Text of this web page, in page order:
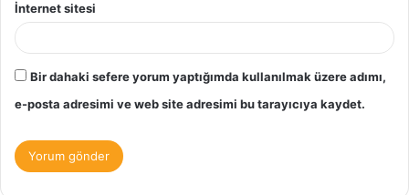
İnternet sitesi
Bir dahaki sefere yorum yaptığımda kullanılmak üzere adımı,
e-posta adresimi ve web site adresimi bu tarayıcıya kaydet.